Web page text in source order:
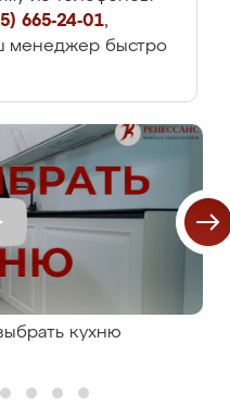
665-24-01,
менеджер быстро
кухню